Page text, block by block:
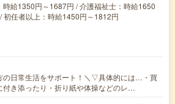
時給1350円～1687円 / 介護福祉士：時給1650
初任者以上：時給1450円～1812円
の日常生活をサポート！＼▽具体的には…・買
付き添ったり・折り紙や体操などのレ…